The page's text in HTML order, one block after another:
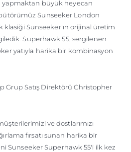
yapmaktan büyük heyecan
Sunseeker London
klasiği Sunseeker'ın orijinal üretim
Superhawk 55, sergilenen
yatıyla harika bir kombinasyon
Grup Satış Direktörü Christopher
ve dostlarımızı
fırsatı sunan harika bir
Sunseeker Superhawk 55'i ilk kez